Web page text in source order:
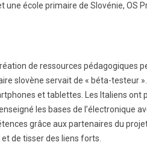
école primaire de Slovénie, OS
de ressources
slovène servait de « béta-testeur
et tablettes. Les Italiens ont
les bases de l’électronique
grâce aux partenaires du
de tisser des liens forts.